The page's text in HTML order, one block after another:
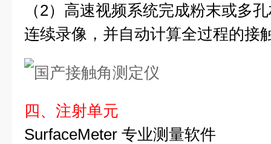
（2）高速视频系统完成粉末或多
连续录像，并自动计算全过程的接
四、注射单元
SurfaceMeter 专业测量软件